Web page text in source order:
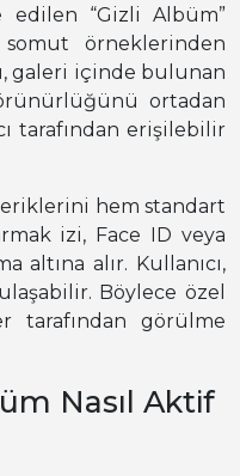
“Gizli Albüm”
örneklerinden
galeri içinde bulunan
ortadan
tarafından erişilebilir
hem standart
izi, Face ID veya
altına alır. Kullanıcı,
Böylece özel
tarafından görülme
Nasıl Aktif